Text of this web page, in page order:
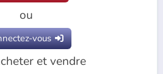
ou
vous
et vendre